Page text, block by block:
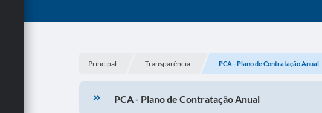
Principal Transparência PCA - Plano de Contratação Anual
PCA - Plano de Contratação Anual